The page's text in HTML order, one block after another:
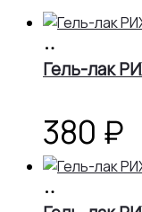
корзину
Гель-лак
380 ₽
корзину